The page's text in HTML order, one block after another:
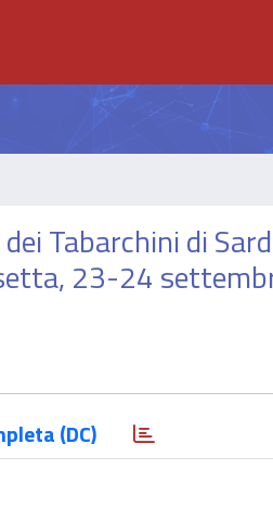
Tabarchini di
23-24
(DC)